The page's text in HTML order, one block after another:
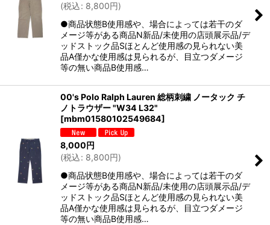
(税込: 8,800円)
●商品状態B使用感や、場合によっては若干のダ
メージ等がある商品N新品/未使用の店頭展示品/デ
ッドストック品Sほとんど使用感の見られない美
品A僅かな使用感は見られるが、目立つダメージ
等の無い商品B使用感…
00's Polo Ralph Lauren 総柄刺繍 ノータック チ
ノトラウザー "W34 L32"
[mbm01580102549684]
8,000円
(税込: 8,800円)
●商品状態B使用感や、場合によっては若干のダ
メージ等がある商品N新品/未使用の店頭展示品/デ
ッドストック品Sほとんど使用感の見られない美
品A僅かな使用感は見られるが、目立つダメージ
等の無い商品B使用感…